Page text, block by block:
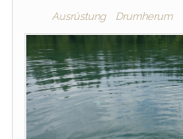
Ausrüstung Drumherum